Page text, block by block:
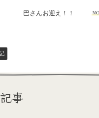
巴さんお迎え！！
事